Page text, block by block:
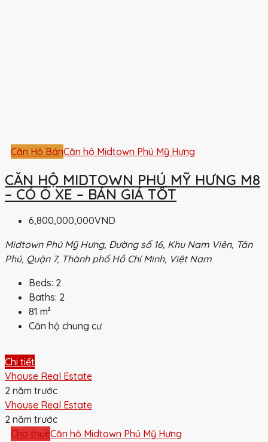
Căn Hộ BánCăn hộ Midtown Phú Mỹ Hưng
CĂN HỘ MIDTOWN PHÚ MỸ HƯNG M8
– CÓ Ô XE – BÁN GIÁ TỐT
6,800,000,000VND
Midtown Phú Mỹ Hưng, Đường số 16, Khu Nam Viên, Tân
Phú, Quận 7, Thành phố Hồ Chí Minh, Việt Nam
Beds: 2
Baths: 2
81 m²
Căn hộ chung cư
Chi tiết
Vhouse Real Estate
2 năm trước
Vhouse Real Estate
2 năm trước
Cho thuêCăn hộ Midtown Phú Mỹ Hưng